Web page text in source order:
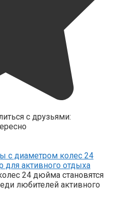
с друзьями:
с диаметром колес 24
активного отдыха
24 дюйма становятся
любителей активного